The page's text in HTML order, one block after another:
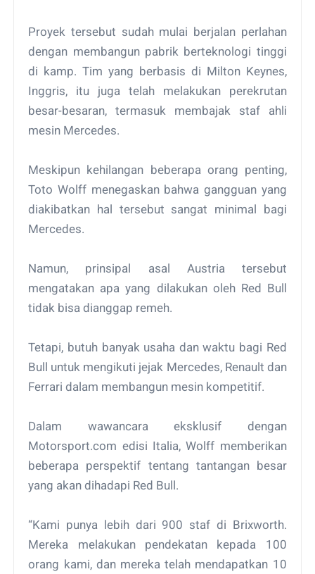
Proyek tersebut sudah mulai berjalan perlahan
dengan membangun pabrik berteknologi tinggi
di kamp. Tim yang berbasis di Milton Keynes,
Inggris, itu juga telah melakukan perekrutan
besar-besaran, termasuk membajak staf ahli
mesin Mercedes.
Meskipun kehilangan beberapa orang penting,
Toto Wolff menegaskan bahwa gangguan yang
diakibatkan hal tersebut sangat minimal bagi
Mercedes.
Namun, prinsipal asal Austria tersebut
mengatakan apa yang dilakukan oleh Red Bull
tidak bisa dianggap remeh.
Tetapi, butuh banyak usaha dan waktu bagi Red
Bull untuk mengikuti jejak Mercedes, Renault dan
Ferrari dalam membangun mesin kompetitif.
Dalam wawancara eksklusif dengan
Motorsport.com edisi Italia, Wolff memberikan
beberapa perspektif tentang tantangan besar
yang akan dihadapi Red Bull.
“Kami punya lebih dari 900 staf di Brixworth.
Mereka melakukan pendekatan kepada 100
orang kami, dan mereka telah mendapatkan 10